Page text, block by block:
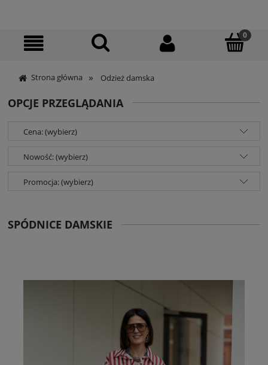
Strona główna » Odzież damska
OPCJE PRZEGLĄDANIA
Cena: (wybierz)
Nowość: (wybierz)
Promocja: (wybierz)
SPÓDNICE DAMSKIE